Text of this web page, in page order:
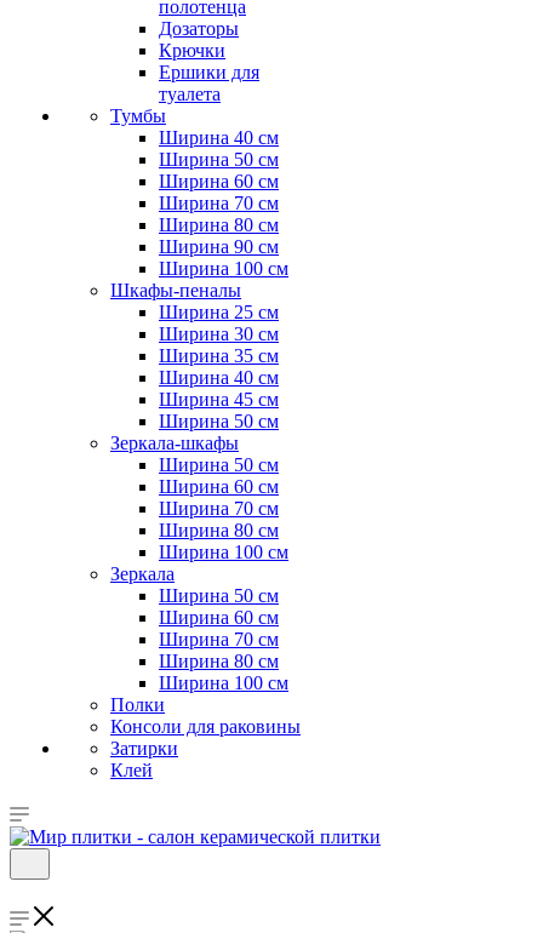
полотенца
Дозаторы
Крючки
Ершики для
туалета
Тумбы
Ширина 40 см
Ширина 50 см
Ширина 60 см
Ширина 70 см
Ширина 80 см
Ширина 90 см
Ширина 100 см
Шкафы-пеналы
Ширина 25 см
Ширина 30 см
Ширина 35 см
Ширина 40 см
Ширина 45 см
Ширина 50 см
Зеркала-шкафы
Ширина 50 см
Ширина 60 см
Ширина 70 см
Ширина 80 см
Ширина 100 см
Зеркала
Ширина 50 см
Ширина 60 см
Ширина 70 см
Ширина 80 см
Ширина 100 см
Полки
Консоли для раковины
Затирки
Клей